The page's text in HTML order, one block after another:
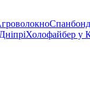
Спанбонд
Холофайбер у